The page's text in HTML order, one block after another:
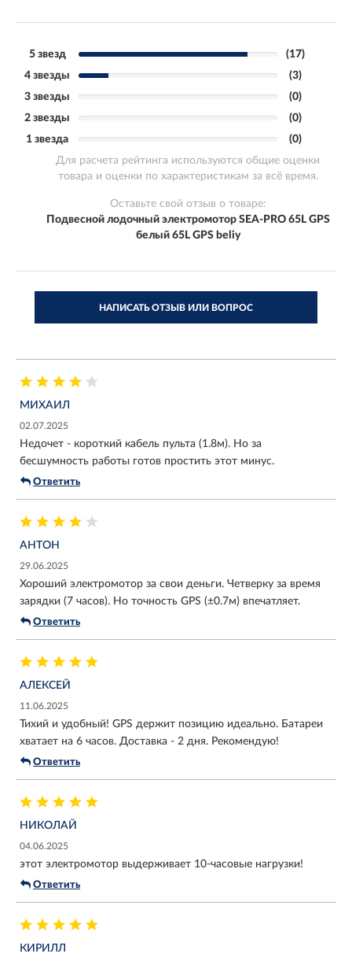
5 звезд
(17)
4 звезды
(3)
3 звезды
(0)
2 звезды
(0)
1 звезда
(0)
Для расчета рейтинга используются общие оценки
товара и оценки по характеристикам за всё время.
Оставьте свой отзыв о товаре:
Подвесной лодочный электромотор SEA-PRO 65L GPS
белый 65L GPS beliy
НАПИСАТЬ ОТЗЫВ ИЛИ ВОПРОС
МИХАИЛ
02.07.2025
Недочет - короткий кабель пульта (1.8м). Но за
бесшумность работы готов простить этот минус.
Ответить
АНТОН
29.06.2025
Хороший электромотор за свои деньги. Четверку за время
зарядки (7 часов). Но точность GPS (±0.7м) впечатляет.
Ответить
АЛЕКСЕЙ
11.06.2025
Тихий и удобный! GPS держит позицию идеально. Батареи
хватает на 6 часов. Доставка - 2 дня. Рекомендую!
Ответить
НИКОЛАЙ
04.06.2025
этот электромотор выдерживает 10-часовые нагрузки!
Ответить
КИРИЛЛ